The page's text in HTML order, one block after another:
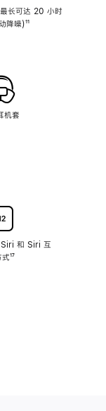
长可达 20 小时
降噪)脚
¹¹
机套
Siri 和 Siri 互
式脚
¹⁷